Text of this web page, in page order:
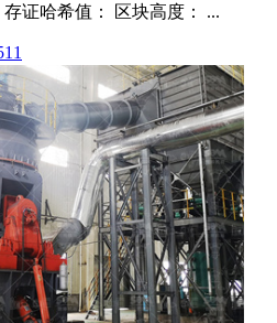
证哈希值： 区块高度： ...